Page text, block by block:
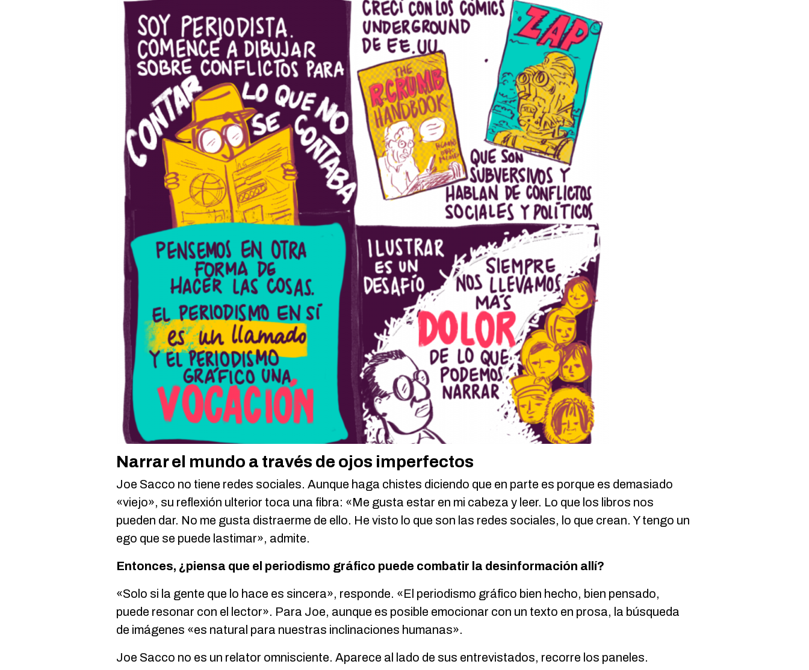
Narrar el mundo a través de ojos imperfectos
Joe Sacco no tiene redes sociales. Aunque haga chistes diciendo que en parte es porque es demasiado
«viejo», su reflexión ulterior toca una fibra: «Me gusta estar en mi cabeza y leer. Lo que los libros nos
pueden dar. No me gusta distraerme de ello. He visto lo que son las redes sociales, lo que crean. Y tengo un
ego que se puede lastimar», admite.
Entonces, ¿piensa que el periodismo gráfico puede combatir la desinformación allí?
«Solo si la gente que lo hace es sincera», responde. «El periodismo gráfico bien hecho, bien pensado,
puede resonar con el lector». Para Joe, aunque es posible emocionar con un texto en prosa, la búsqueda
de imágenes «es natural para nuestras inclinaciones humanas».
Joe Sacco no es un relator omnisciente. Aparece al lado de sus entrevistados, recorre los paneles.